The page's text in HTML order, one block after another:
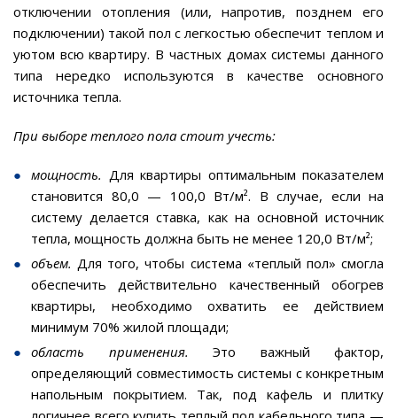
отключении отопления (или, напротив, позднем его
подключении) такой пол с легкостью обеспечит теплом и
уютом всю квартиру. В частных домах системы данного
типа нередко используются в качестве основного
источника тепла.
При выборе теплого пола стоит учесть:
мощность. Для квартиры оптимальным показателем
становится 80,0 — 100,0 Вт/м². В случае, если на
систему делается ставка, как на основной источник
тепла, мощность должна быть не менее 120,0 Вт/м²;
объем. Для того, чтобы система «теплый пол» смогла
обеспечить действительно качественный обогрев
квартиры, необходимо охватить ее действием
минимум 70% жилой площади;
область применения. Это важный фактор,
определяющий совместимость системы с конкретным
напольным покрытием. Так, под кафель и плитку